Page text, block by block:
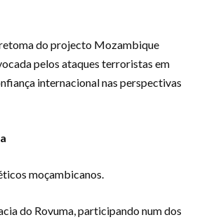
do projecto Mozambique
pelos ataques terroristas em
internacional nas perspectivas
moçambicanos.
do Rovuma, participando num dos